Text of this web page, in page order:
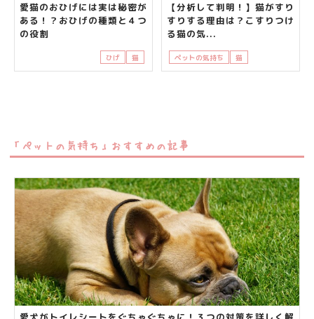
愛猫のおひげには実は秘密が
ある！？おひげの種類と４つ
の役割
ひげ 猫
【分析して判明！】猫がすり
すりする理由は？こすりつけ
る猫の気...
ペットの気持ち 猫
「ペットの気持ち」おすすめの記事